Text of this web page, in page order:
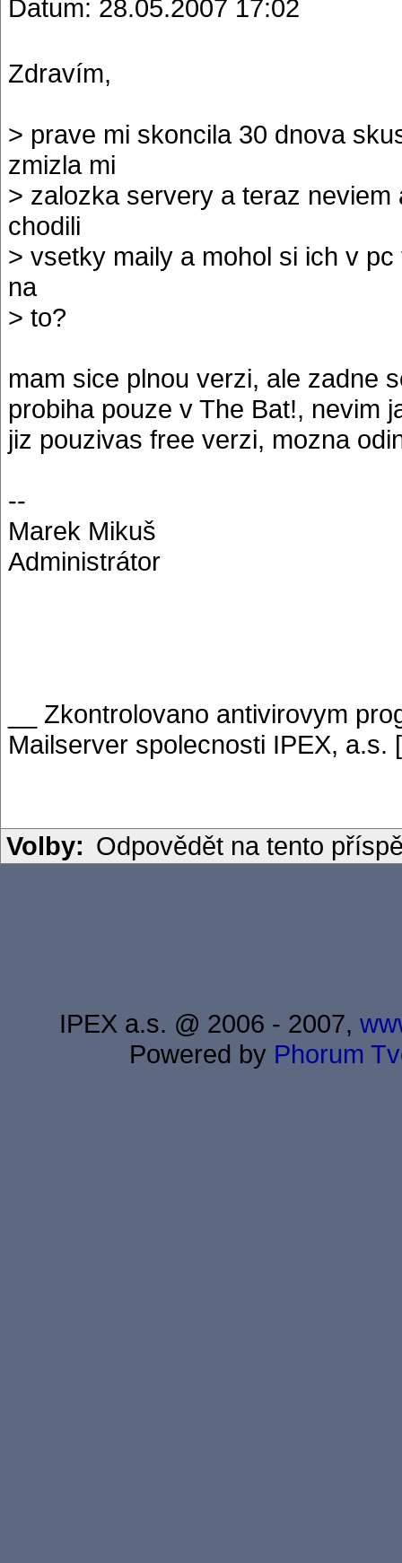
Datum: 28.05.2007 17:02
Zdravím,
> prave mi skoncila 30 dnova
zmizla mi
> zalozka servery a teraz
chodili
> vsetky maily a mohol si ich v
na
> to?
mam sice plnou verzi, ale zadne
probiha pouze v The Bat!, nevim
jiz pouzivas free verzi, mozna
--
Marek Mikuš
Administrátor
__ Zkontrolovano antivirovym
Mailserver spolecnosti IPEX, a.s.
Volby: Odpovědět na tento
IPEX a.s. @ 2006 - 2007,
Powered by Phorum